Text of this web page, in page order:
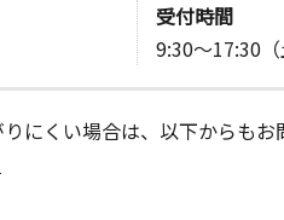
受付時間
9:30～17:30（
にくい場合は、以下からもお